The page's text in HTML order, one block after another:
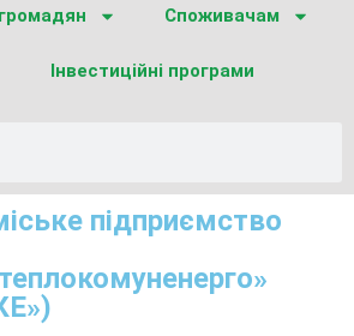
Споживачам
Інвестиційні програми
підприємство